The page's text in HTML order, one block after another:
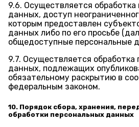
9.6. Осуществляется обработка
данных, доступ
которым предоставлен
данных либо по его просьбе
общедоступные персональные
9.7. Осуществляется обработка
данных, подлежащих
обязательному раскрытию в
федеральным законом.
10. Порядок сбора, хранения,
обработки персональных данных